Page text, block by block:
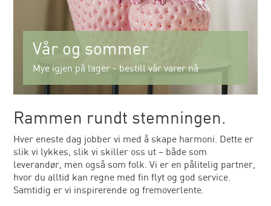
Vår og sommer
Mye igjen på lager - bestill vår varer nå
Rammen rundt stemningen.
Hver eneste dag jobber vi med å skape harmoni. Dette er
slik vi lykkes, slik vi skiller oss ut – både som
leverandør, men også som folk. Vi er en pålitelig partner,
hvor du alltid kan regne med fin flyt og god service.
Samtidig er vi inspirerende og fremoverlente.